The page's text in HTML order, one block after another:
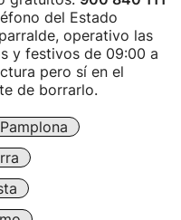
del Estado
operativo las
y festivos de 09:00 a
pero sí en el
de borrarlo.
Pamplona